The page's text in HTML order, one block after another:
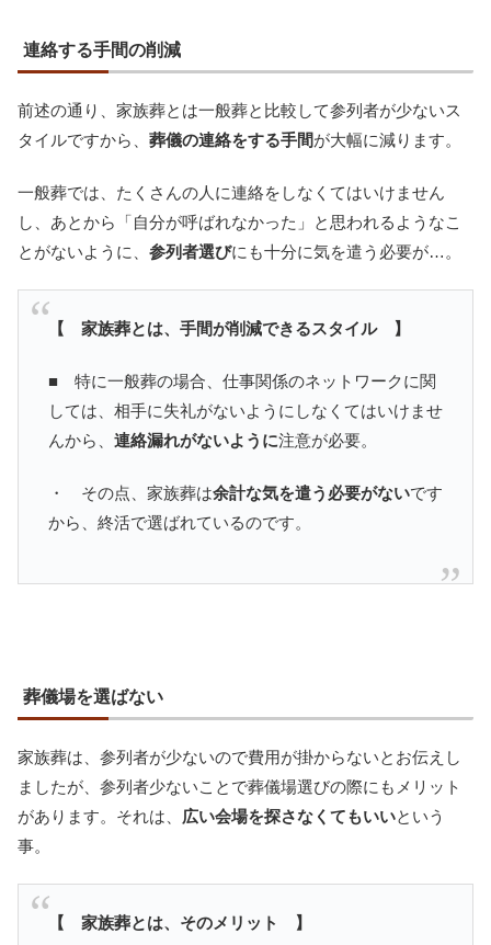
連絡する手間の削減
前述の通り、家族葬とは一般葬と比較して参列者が少ないス
タイルですから、 葬儀の連絡をする手間が大幅に減ります。
一般葬では、たくさんの人に連絡をしなくてはいけません
し、あとから「自分が呼ばれなかった」と思われるようなこ
とがないように、 参列者選びにも十分に気を遣う必要が…。
【 家族葬とは、手間が削減できるスタイル 】
■ 特に一般葬の場合、仕事関係のネットワークに関
しては、相手に失礼がないようにしなくてはいけませ
んから、 連絡漏れがないように注意が必要。
・ その点、家族葬は余計な気を遣う必要がないです
から、終活で選ばれているのです。
葬儀場を選ばない
家族葬は、参列者が少ないので費用が掛からないとお伝えし
ましたが、参列者少ないことで葬儀場選びの際にもメリット
があります。それは、 広い会場を探さなくてもいいという
事。
【 家族葬とは、そのメリット 】